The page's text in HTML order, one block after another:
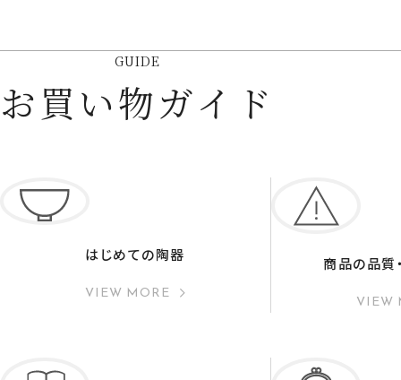
GUIDE
お買い物ガイド
はじめての陶器
VIEW MORE
商品の品質
VIEW